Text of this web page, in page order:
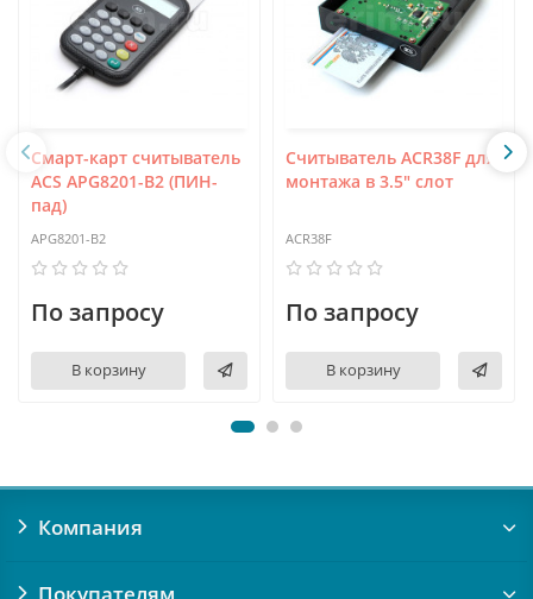
Смарт-карт считыватель
ACS APG8201-B2 (ПИН-
пад)
APG8201-B2
По запросу
В корзину
Считыватель ACR38F для
монтажа в 3.5" слот
ACR38F
По запросу
В корзину
Компания